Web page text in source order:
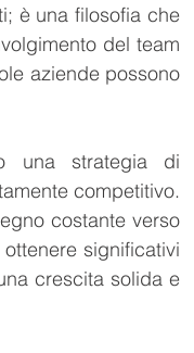
è una filosofia che
del team
aziende possono
una strategia di
competitivo.
costante verso
significativi
crescita solida e